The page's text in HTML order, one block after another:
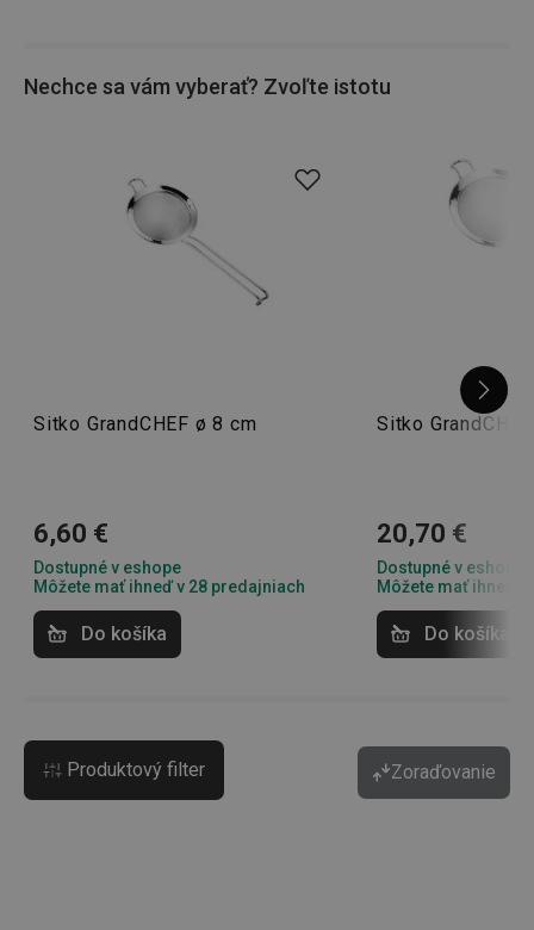
Nechce sa vám vyberať? Zvoľte istotu
Sitko GrandCHEF ø 8 cm
6,60 €
Dostupné v eshope
Môžete mať ihneď v 28 predajniach
Do košíka
Sitko
20,70 €
Dostupné v eshope
Môžete mať ihneď
Do košíka
Produktový filter Zoraďovanie